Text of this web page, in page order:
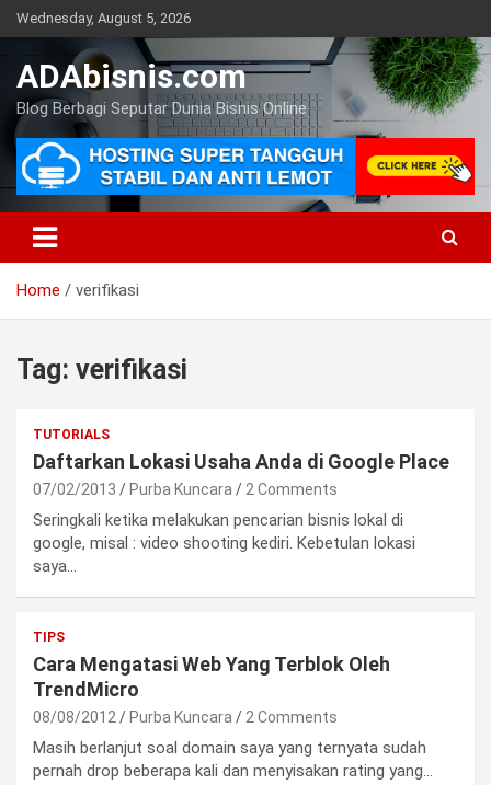
Skip
to
Wednesday, August 5, 2026
ADAbisnis.com
Blog Berbagi Seputar Dunia Bisnis Online
Home verifikasi
Tag: verifikasi
TUTORIALS
Daftarkan Lokasi Usaha Anda di Google Place
07/02/2013 Purba Kuncara 2 Comments
Seringkali ketika melakukan pencarian bisnis lokal di
google, misal : video shooting kediri. Kebetulan lokasi
saya…
TIPS
Cara Mengatasi Web Yang Terblok Oleh
TrendMicro
08/08/2012 Purba Kuncara 2 Comments
Masih berlanjut soal domain saya yang ternyata sudah
pernah drop beberapa kali dan menyisakan rating yang…